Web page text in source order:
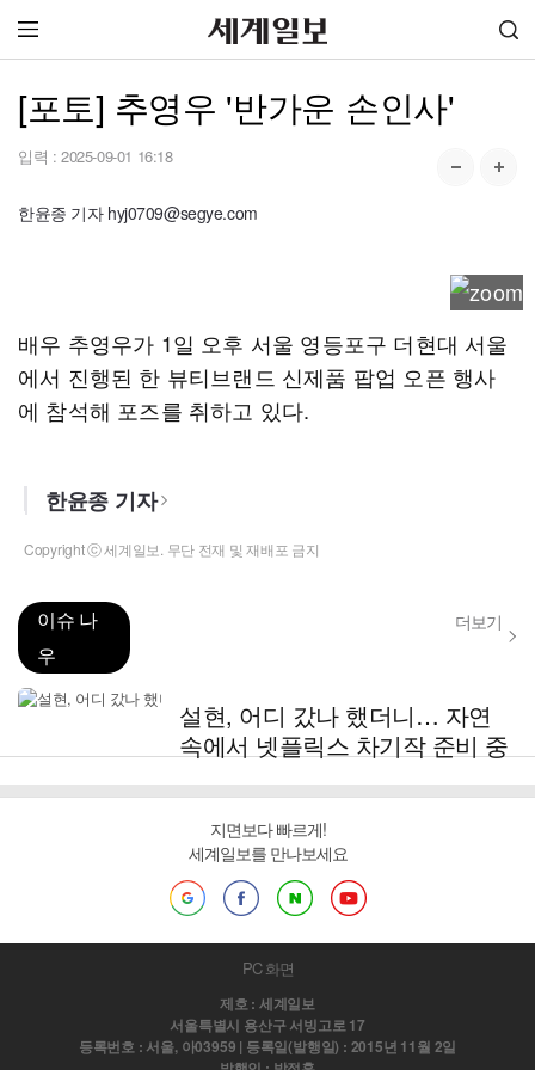
[포토] 추영우 '반가운 손인사'
입력 : 2025-09-01 16:18
한윤종 기자 hyj0709@segye.com
배우 추영우가 1일 오후 서울 영등포구 더현대 서울
에서 진행된 한 뷰티브랜드 신제품 팝업 오픈 행사
에 참석해 포즈를 취하고 있다.
한윤종 기자
Copyright ⓒ 세계일보. 무단 전재 및 재배포 금지
이슈 나
우
더보기
설현, 어디 갔나 했더니… 자연
속에서 넷플릭스 차기작 준비 중
지면보다 빠르게!
세계일보를 만나보세요
PC 화면
제호 : 세계일보
서울특별시 용산구 서빙고로 17
등록번호 : 서울, 아03959 | 등록일(발행일) : 2015년 11월 2일